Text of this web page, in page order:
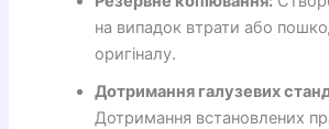
на випадок втрати або
оригіналу.
Дотримання галузевих
Дотримання встановлених